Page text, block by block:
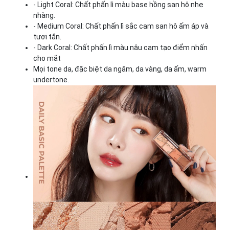
- Light Coral: Chất phấn lì màu base hồng san hô nhẹ
nhàng.
- Medium Coral: Chất phấn lì sắc cam san hô ấm áp và
tươi tắn.
- Dark Coral: Chất phấn lì màu nâu cam tạo điểm nhấn
cho mắt
Mọi tone da, đặc biệt da ngâm, da vàng, da ấm, warm
undertone.